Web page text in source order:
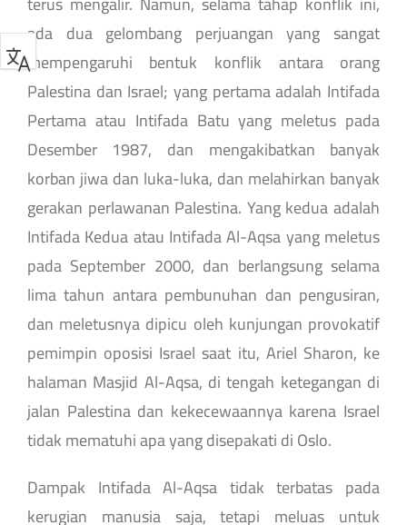
ada dua gelombang perjuangan yang sangat
mempengaruhi bentuk konflik antara orang
Palestina dan Israel; yang pertama adalah Intifada
Pertama atau Intifada Batu yang meletus pada
Desember 1987, dan mengakibatkan banyak
korban jiwa dan luka-luka, dan melahirkan banyak
gerakan perlawanan Palestina. Yang kedua adalah
Intifada Kedua atau Intifada Al-Aqsa yang meletus
pada September 2000, dan berlangsung selama
lima tahun antara pembunuhan dan pengusiran,
dan meletusnya dipicu oleh kunjungan provokatif
pemimpin oposisi Israel saat itu, Ariel Sharon, ke
halaman Masjid Al-Aqsa, di tengah ketegangan di
jalan Palestina dan kekecewaannya karena Israel
tidak mematuhi apa yang disepakati di Oslo.
Dampak Intifada Al-Aqsa tidak terbatas pada
kerugian manusia saja, tetapi meluas untuk